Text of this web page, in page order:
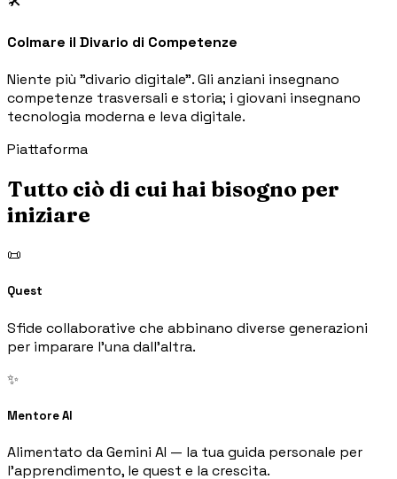
Colmare il Divario di Competenze
Niente più "divario digitale". Gli anziani insegnano
competenze trasversali e storia; i giovani insegnano
tecnologia moderna e leva digitale.
Piattaforma
Tutto ciò di cui hai bisogno per
iniziare
📜
Quest
Sfide collaborative che abbinano diverse generazioni
per imparare l'una dall'altra.
✨
Mentore AI
Alimentato da Gemini AI — la tua guida personale per
l'apprendimento, le quest e la crescita.